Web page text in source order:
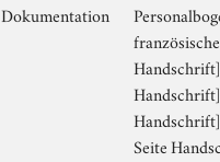
Dokumentation
Seite